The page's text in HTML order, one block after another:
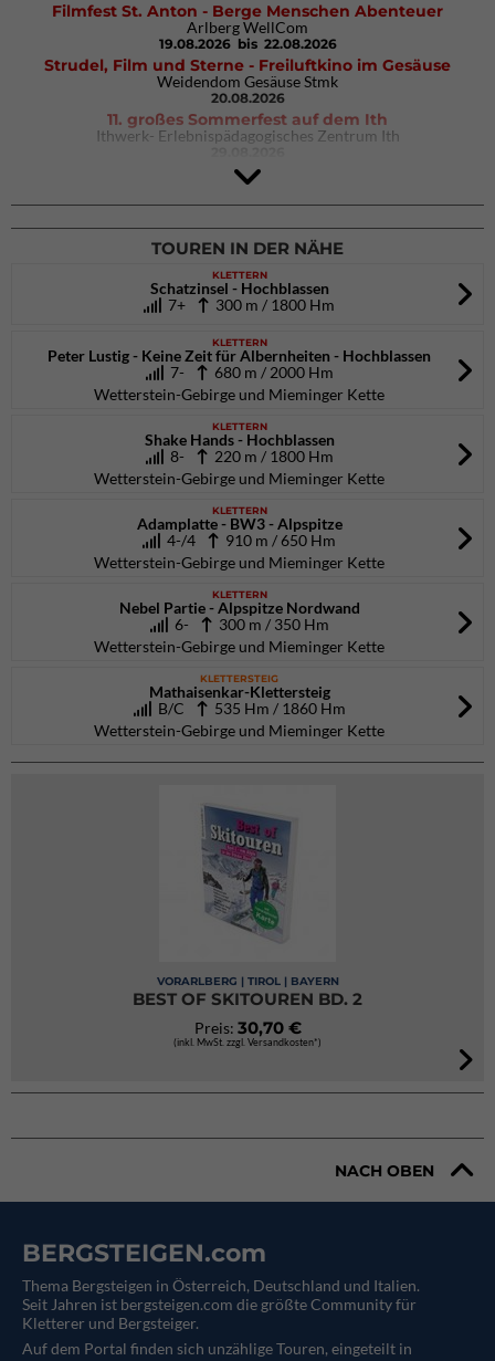
Filmfest St. Anton - Berge Menschen Abenteuer
Arlberg WellCom
19.08.2026 bis 22.08.2026
Strudel, Film und Sterne - Freiluftkino im Gesäuse
Weidendom Gesäuse Stmk
20.08.2026
11. großes Sommerfest auf dem Ith
Ithwerk- Erlebnispädagogisches Zentrum Ith
4Blocs KIDS 2026
DAV Kletter- & Boulderzentrum München Süd (Thalkirchen)
26.09.2026
TOUREN IN DER NÄHE
KLETTERN
Schatzinsel - Hochblassen
7+
300 m / 1800 Hm
KLETTERN
Peter Lustig - Keine Zeit für Albernheiten - Hochblassen
7- 680 m / 2000 Hm
Wetterstein-Gebirge und Mieminger Kette
KLETTERN
Shake Hands - Hochblassen
8- 220 m / 1800 Hm
Wetterstein-Gebirge und Mieminger Kette
KLETTERN
Adamplatte - BW3 - Alpspitze
4-/4
910 m / 650 Hm
Wetterstein-Gebirge und Mieminger Kette
KLETTERN
Nebel Partie - Alpspitze Nordwand
6- 300 m / 350 Hm
Wetterstein-Gebirge und Mieminger Kette
KLETTERSTEIG
Mathaisenkar-Klettersteig
B/C 535 Hm / 1860 Hm
Wetterstein-Gebirge und Mieminger Kette
VORARLBERG | TIROL | BAYERN
BEST OF SKITOUREN BD. 2
Preis: 30,70 €
(inkl. MwSt. zzgl. Versandkosten*)
NACH OBEN
BERGSTEIGEN.com
Thema Bergsteigen in Österreich, Deutschland und Italien.
Seit Jahren ist bergsteigen.com die größte Community für
Kletterer und Bergsteiger.
Auf dem Portal finden sich unzählige Touren, eingeteilt in